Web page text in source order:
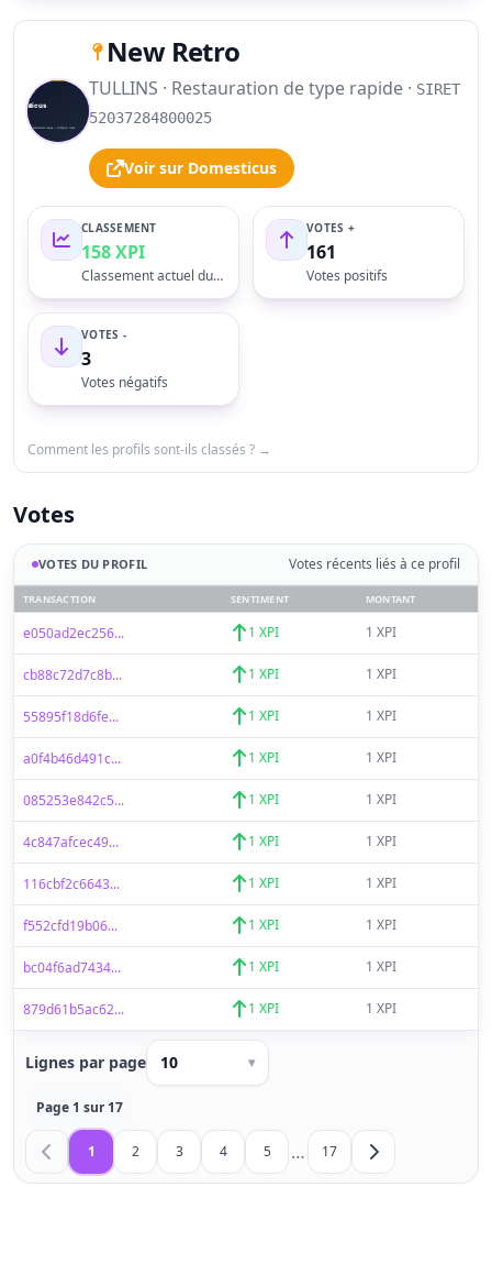
New Retro
TULLINS · Restauration de type rapide · SIRET
52037284800025
Voir sur Domesticus
CLASSEMENT
158 XPI
Classement actuel du profil
VOTES +
161
Votes positifs
VOTES -
3
Votes négatifs
Comment les profils sont-ils classés ? →
Votes
VOTES DU PROFIL Votes récents liés à ce profil
TRANSACTION SENTIMENT MONTANT
e050ad2ec256... 1 XPI 1 XPI
cb88c72d7c8b... 1 XPI 1 XPI
55895f18d6fe... 1 XPI 1 XPI
a0f4b46d491c... 1 XPI 1 XPI
085253e842c5... 1 XPI 1 XPI
4c847afcec49... 1 XPI 1 XPI
116cbf2c6643... 1 XPI 1 XPI
f552cfd19b06... 1 XPI 1 XPI
bc04f6ad7434... 1 XPI 1 XPI
879d61b5ac62... 1 XPI 1 XPI
Lignes par page 10 ▾
Page 1 sur 17
1 2 3 4 5 … 17